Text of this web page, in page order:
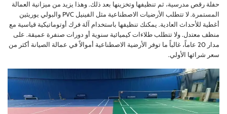
حفلة رقص مدرسية، ثم تنظيفها وتخزينها بعد ذلك. وهذا يزيد من ميزانية العمالة
المستمرة. لا تتطلب الأرضيات الاصطناعية مثل الفينيل PVC والبولي يوريثين
أغطية للأحداث العادية. يمكنك تنظيفها باستخدام آلة فرك أوتوماتيكية قياسية مع
منظف معتدل. ولا تتطلب طلاءات كيميائية سنوية أو دورات صنفرة عميقة. على
مدار 20 عاماً، غالباً ما توفر الأرضية الاصطناعية أموالاً في عمالة الصيانة أكثر من
سعر شرائها الأولي.